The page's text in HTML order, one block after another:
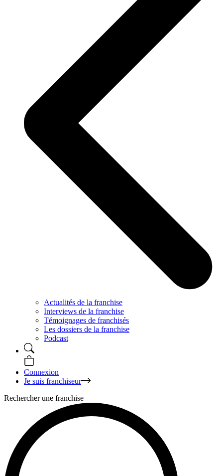
Actualités de la franchise
Interviews de la franchise
Témoignages de franchisés
Les dossiers de la franchise
Podcast
Connexion
Je suis franchiseur
Rechercher une franchise